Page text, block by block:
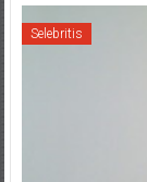
Selebritis